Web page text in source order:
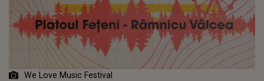
We Love Music Festival